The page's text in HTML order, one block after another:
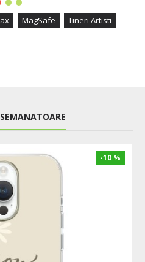
MagSafe Tineri Artisti
-10 %